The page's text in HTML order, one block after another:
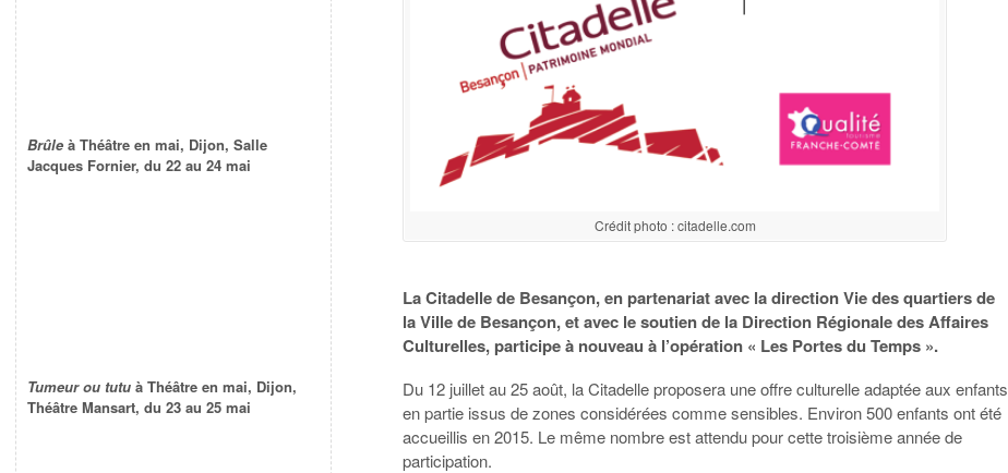
Crédit photo : citadelle.com
La Citadelle de Besançon, en partenariat avec la direction Vie des quartiers de
la Ville de Besançon, et avec le soutien de la Direction Régionale des Affaires
Culturelles, participe à nouveau à l’opération « Les Portes du Temps ».
Du 12 juillet au 25 août, la Citadelle proposera une offre culturelle adaptée aux enfants
en partie issus de zones considérées comme sensibles. Environ 500 enfants ont été
accueillis en 2015. Le même nombre est attendu pour cette troisième année de
participation.
Brûle à Théâtre en mai, Dijon, Salle
Jacques Fornier, du 22 au 24 mai
Tumeur ou tutu à Théâtre en mai, Dijon,
Théâtre Mansart, du 23 au 25 mai